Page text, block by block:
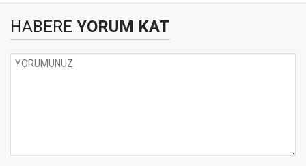
HABERE YORUM KAT